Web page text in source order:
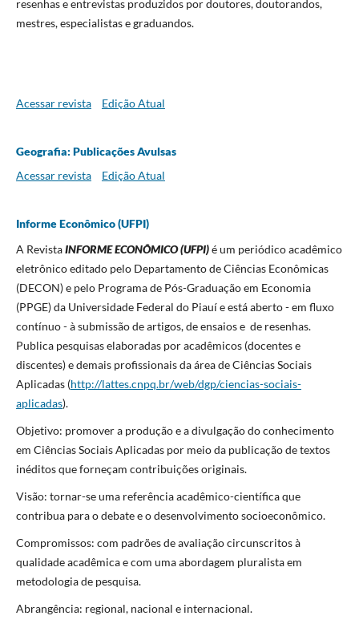
resenhas e entrevistas produzidos por doutores, doutorandos,
mestres, especialistas e graduandos.
Acessar revista Edição Atual
Geografia: Publicações Avulsas
Acessar revista
Edição Atual
Informe Econômico (UFPI)
A RevistaINFORME ECONÔMICO (UFPI)é um periódico acadêmico
eletrônico editado pelo Departamento de Ciências Econômicas
(DECON) e pelo Programa de Pós-Graduação em Economia
(PPGE) da Universidade Federal do Piauí e está aberto - em fluxo
contínuo - à submissão de artigos, de ensaios e de resenhas.
Publica pesquisas elaboradas por acadêmicos (docentes e
discentes) e demais profissionais da área de Ciências Sociais
Aplicadas (http://lattes.cnpq.br/web/dgp/ciencias-sociais-
aplicadas).
Objetivo: promover a produção e a divulgação do conhecimento
em Ciências Sociais Aplicadas por meio da publicação de textos
inéditos que forneçam contribuições originais.
Visão: tornar-se uma referência acadêmico-científica que
contribua para o debate e o desenvolvimento socioeconômico.
Compromissos: com padrões de avaliação circunscritos à
qualidade acadêmica e com uma abordagem pluralista em
metodologia de pesquisa.
Abrangência: regional, nacional e internacional.